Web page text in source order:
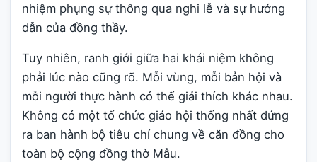
nhiệm phụng sự thông qua nghi lễ và sự hướng
dẫn của đồng thầy.
Tuy nhiên, ranh giới giữa hai khái niệm không
phải lúc nào cũng rõ. Mỗi vùng, mỗi bản hội và
mỗi người thực hành có thể giải thích khác nhau.
Không có một tổ chức giáo hội thống nhất đứng
ra ban hành bộ tiêu chí chung về căn đồng cho
toàn bộ cộng đồng thờ Mẫu.